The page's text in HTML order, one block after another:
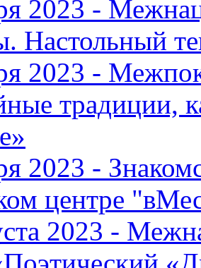
2023 -
Настольный
2023 -
традиции,
2023 -
центре
2023 -